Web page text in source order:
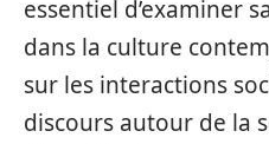
essentiel d’examiner
dans la culture
sur les interactions
discours autour de la